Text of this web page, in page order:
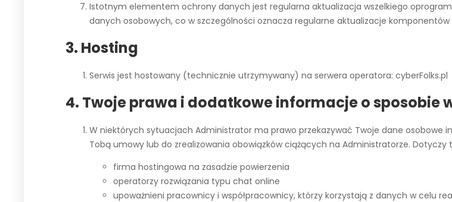
Istotnym elementem ochrony danych jest regularna aktualizacja wszelkiego
danych osobowych, co w szczególności oznacza regularne aktualizacje
3. Hosting
Serwis jest hostowany (technicznie utrzymywany) na serwera operatora: cyberFolks.pl
4. Twoje prawa i dodatkowe informacje o sposobie
W niektórych sytuacjach Administrator ma prawo przekazywać Twoje dane osobowe
Tobą umowy lub do zrealizowania obowiązków ciążących na Administratorze.
firma hostingowa na zasadzie powierzenia
operatorzy rozwiązania typu chat online
upoważnieni pracownicy i współpracownicy, którzy korzystają z danych w celu